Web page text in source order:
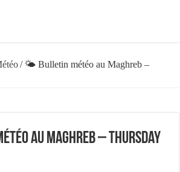
/ 🌤️ Bulletin météo au Maghreb –
au Maghreb – Thursday